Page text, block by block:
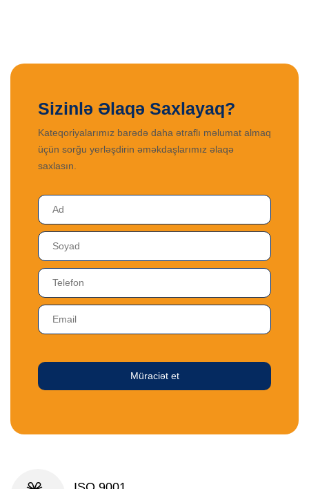
Sizinlə Əlaqə Saxlayaq?
Kateqoriyalarımız barədə daha ətraflı məlumat almaq
üçün sorğu yerləşdirin əməkdaşlarımız əlaqə
saxlasın.
Müraciət et